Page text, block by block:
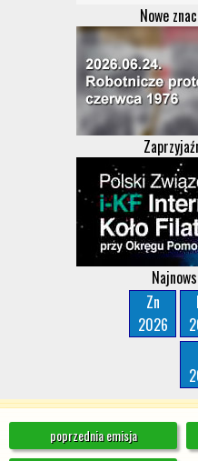
Nowe
Zn
2026
poprzednia emisja